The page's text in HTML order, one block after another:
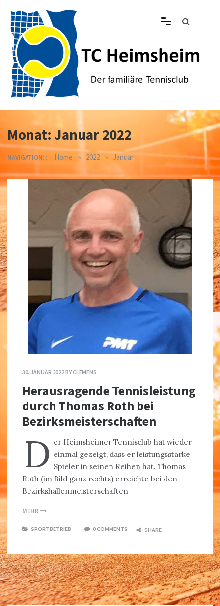
content
Tennisclub Heimsheim
Monat: Januar 2022
NAVIGATION: : Home » 2022 » Januar
30. JANUAR 2022BYCLEMENS
Herausragende Tennisleistung
durch Thomas Roth bei
Bezirksmeisterschaften
D er Heimsheimer Tennisclub hat wieder
einmal gezeigt, dass er leistungsstarke
Spieler in seinen Reihen hat. Thomas
Roth (im Bild ganz rechts) erreichte bei den
Bezirkshallenmeisterschaften
MEHR
SPORTBETRIEB 0 COMMENTS SHARE